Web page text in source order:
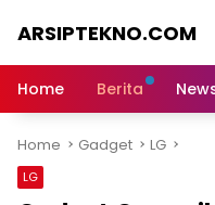
ARSIPTEKNO.COM
Informasi
Home Berita
Home Gadget LG
LG